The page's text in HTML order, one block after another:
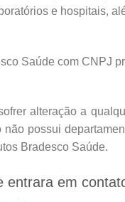
e hospitais,
Saúde com CNPJ
alteração a
possui
Bradesco Saúde.
entrara em